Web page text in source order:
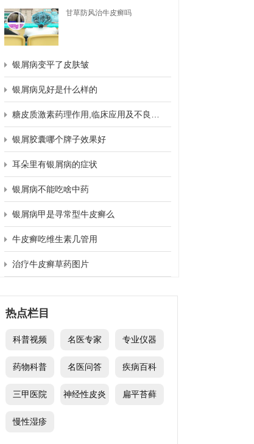
甘草防风治牛皮癣吗
银屑病变平了皮肤皱
银屑病见好是什么样的
银屑胶囊哪个牌子效果好
耳朵里有银屑病的症状
银屑病不能吃啥中药
银屑病甲是寻常型牛皮癣么
牛皮癣吃维生素几管用
治疗牛皮癣草药图片
热点栏目
科普视频 名医专家 专业仪器
药物科普 名医问答 疾病百科
三甲医院 神经性皮炎 扁平苔藓
慢性湿疹